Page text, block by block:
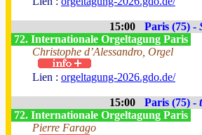
15:00 Paris (75) -
72. Internationale Orgeltagung Paris
Christophe d’Alessandro, Orgel
Lien : orgeltagung-2026.gdo.de/
15:00 Paris (75) -
72. Internationale Orgeltagung Paris
Pierre Farago